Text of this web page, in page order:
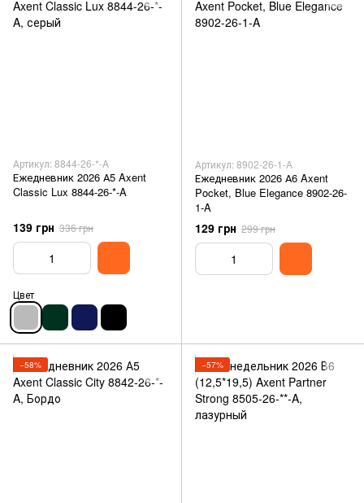
Артикул: 8844-26-*-A
Ежедневник 2026 А5 Axent
Classic Lux 8844-26-*-A
139 грн 336 грн
Цвет
Артикул: 8902-26-1-A
Ежедневник 2026 А6 Axent
Pocket, Blue Elegance 8902-26-
1-A
129 грн 299 грн
−58% −57%